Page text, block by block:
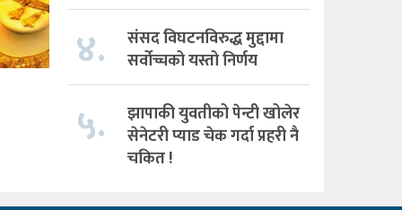
४.
संसद विघटनविरुद्ध मुद्दामा
सर्वोच्चको यस्तो निर्णय
५.
झापाकी युवतीको पेन्टी खोलेर
सेनेटरी प्याड चेक गर्दा प्रहरी नै
चकित !